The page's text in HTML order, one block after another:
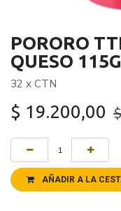
PORORO
QUESO 115G
32 x CTN
$ 19.200,00
AÑADIR A LA